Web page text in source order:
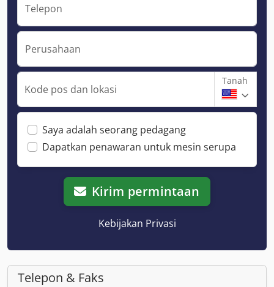
Telepon
Perusahaan
Kode pos dan lokasi
Tanah
Saya adalah seorang pedagang
Dapatkan penawaran untuk mesin serupa
Kirim permintaan
Kebijakan Privasi
Telepon & Faks